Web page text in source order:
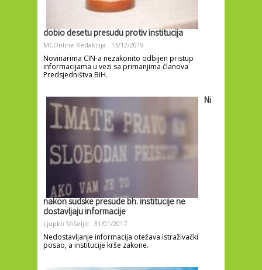
dobio desetu presudu protiv institucija
MCOnline Redakcija 13/12/2019
Novinarima CIN-a nezakonito odbijen pristup
informacijama u vezi sa primanjima članova
Predsjedništva BiH.
Ni
nakon sudske presude bh. institucije ne
dostavljaju informacije
Ljupko Mišeljić 31/01/2017
Nedostavljanje informacija otežava istraživački
posao, a institucije krše zakone.